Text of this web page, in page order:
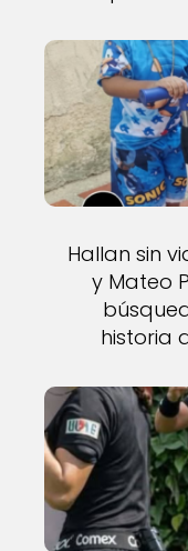
Hallan sin
y Mateo
historia